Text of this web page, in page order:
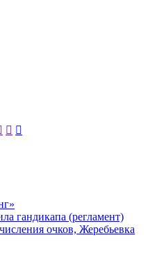
гандикапа (регламент)
очков, Жеребьевка